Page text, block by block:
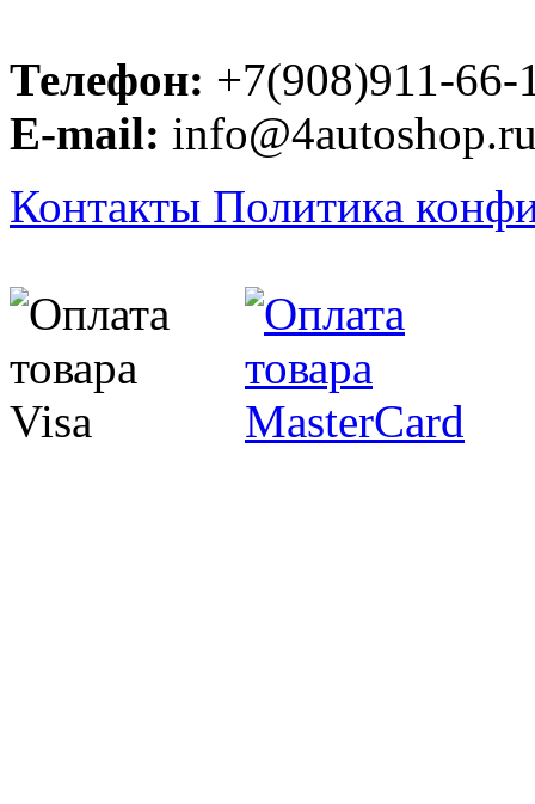
Телефон: +7(908)911-66-
E-mail:
Контакты Политика